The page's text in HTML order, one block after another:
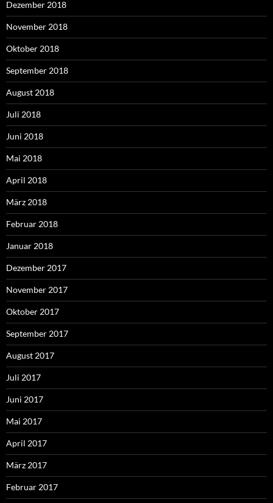
Dezember 2018
November 2018
Oktober 2018
September 2018
August 2018
Juli 2018
Juni 2018
Mai 2018
April 2018
März 2018
Februar 2018
Januar 2018
Dezember 2017
November 2017
Oktober 2017
September 2017
August 2017
Juli 2017
Juni 2017
Mai 2017
April 2017
März 2017
Februar 2017